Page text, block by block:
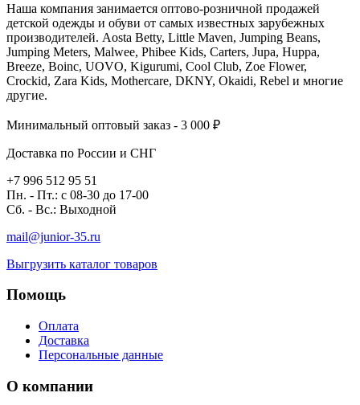
Наша компания занимается оптово-розничной продажей
детской одежды и обуви от самых известных зарубежных
производителей. Aosta Betty, Little Maven, Jumping Beans,
Jumping Meters, Malwee, Phibee Kids, Carters, Jupa, Huppa,
Breeze, Boinc, UOVO, Kigurumi, Cool Club, Zoe Flower,
Crockid, Zara Kids, Mothercare, DKNY, Okaidi, Rebel и многие
другие.
Минимальный оптовый заказ - 3 000 ₽
Доставка по России и СНГ
+7 996 512 95 51
Пн. - Пт.: с 08-30 до 17-00
Сб. - Вс.: Выходной
mail@junior-35.ru
Выгрузить каталог товаров
Помощь
Оплата
Доставка
Персональные данные
О компании